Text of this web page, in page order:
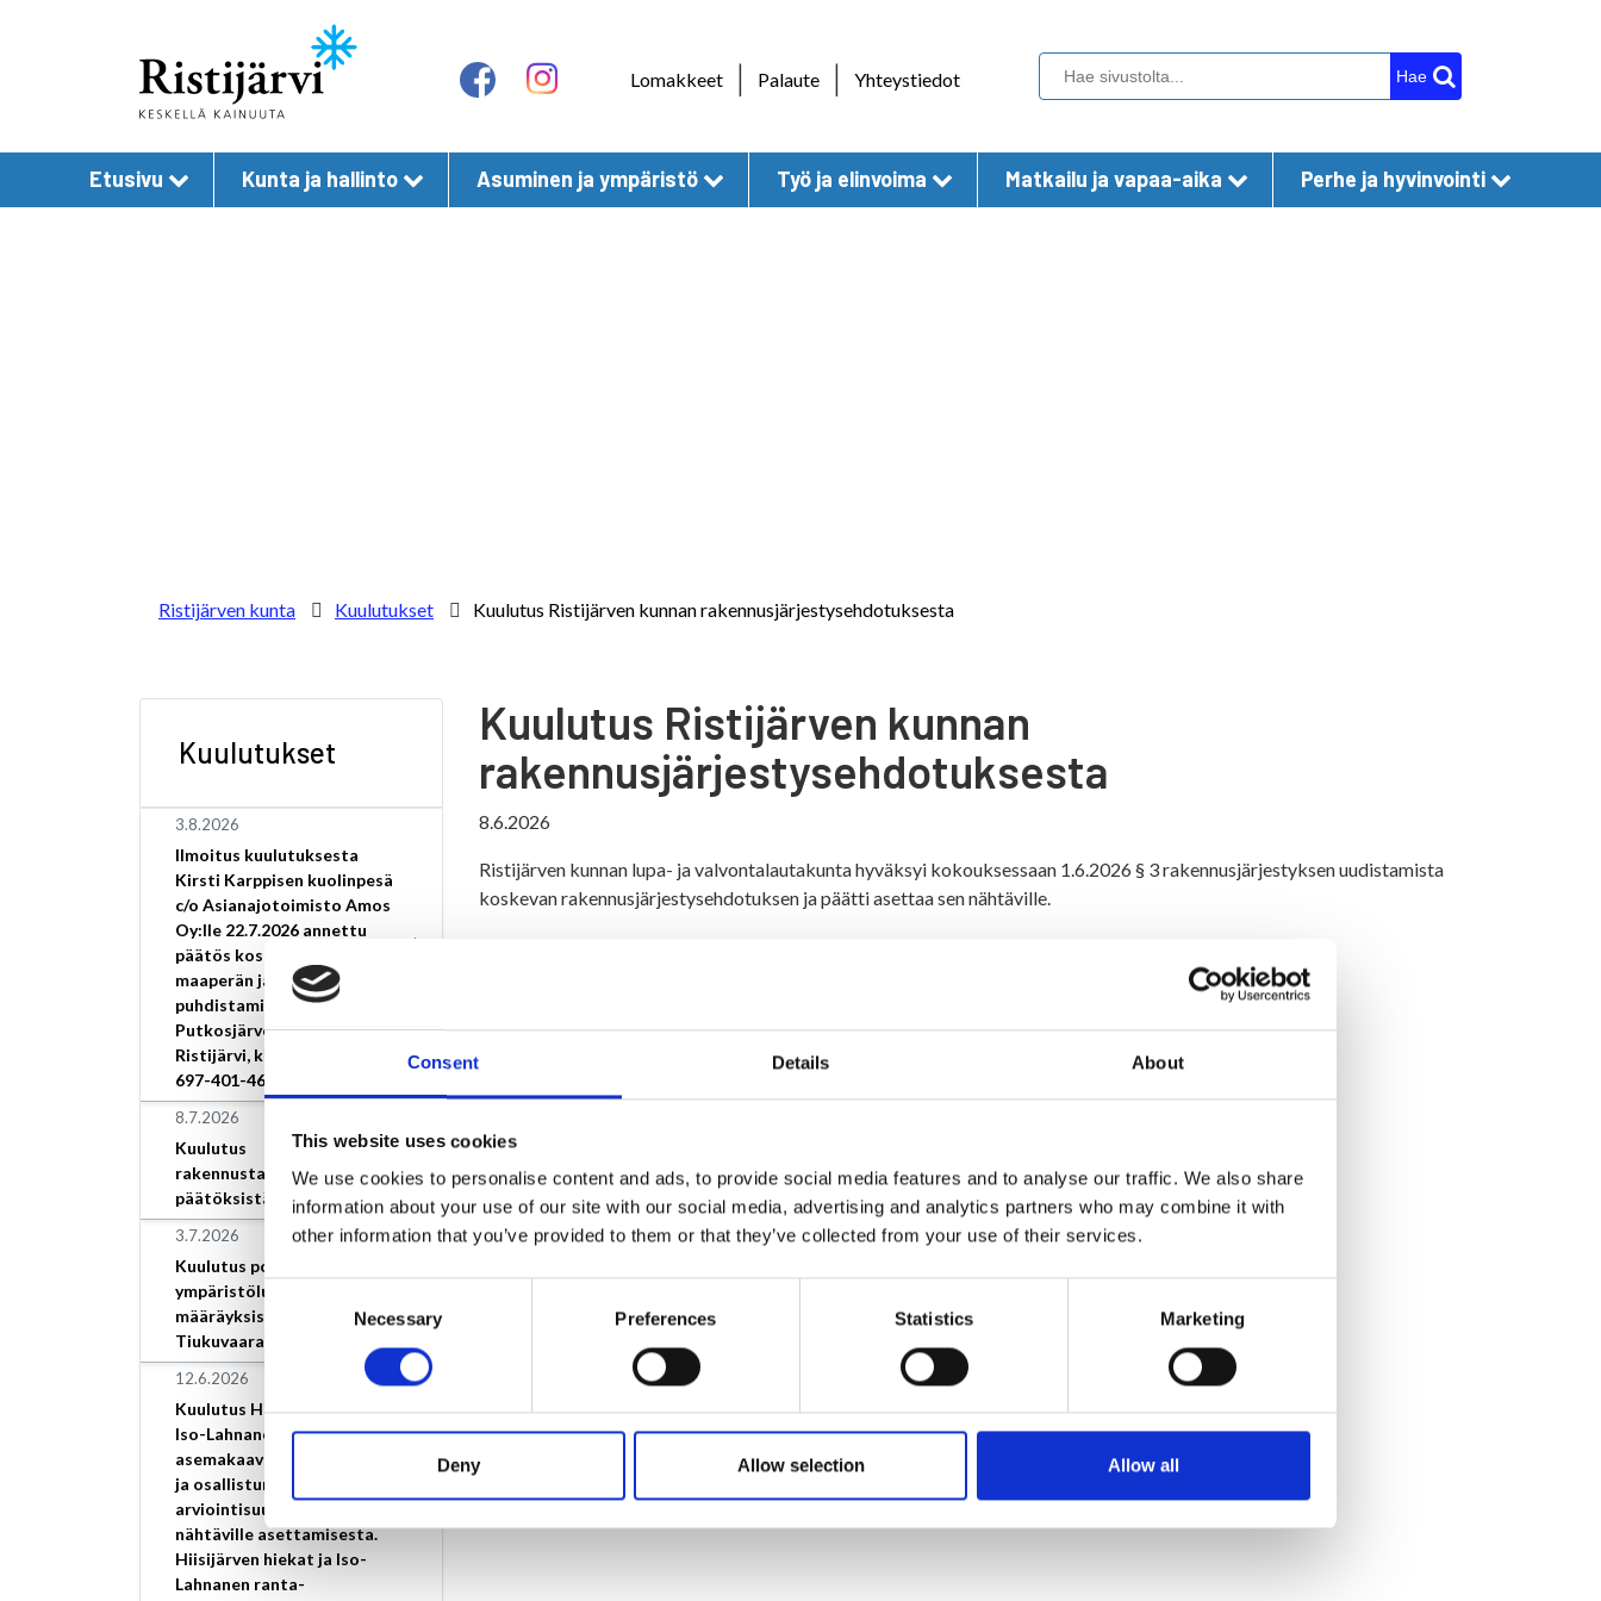
Consent Details About
This website uses cookies
We use cookies to personalise content and ads, to provide social media features and to analyse our traffic. We also share
information about your use of our site with our social media, advertising and analytics partners who may combine it with
other information that you’ve provided to them or that they’ve collected from your use of their services.
Consent
Necessary Preferences Statistics Marketing
Deny Allow selection Allow all
Lomakkeet | Palaute | Yhteystiedot Hae
Etusivu Kunta ja hallinto Asuminen ja ympäristö Työ ja elinvoima Matkailu ja vapaa-aika Perhe ja hyvinvointi
Ristijärven kunta Kuulutukset Kuulutus Ristijärven kunnan rakennusjärjestysehdotuksesta
Kuulutukset
3.8.2026
Ilmoitus kuulutuksesta
Kirsti Karppisen kuolinpesä
c/o Asianajotoimisto Amos
Oy:lle 22.7.2026 annettu
päätös koskee pilaantuneen
maaperän ja pohjaveden
puhdistamista osoitteessa
Putkosjärventie 28,
Ristijärvi, kiinteistötunnus
697-401-46-9.
8.7.2026
Kuulutus
rakennustarkastajan
päätöksistä
3.7.2026
Kuulutus poikkeamisesta
ympäristöluvan
määräyksistä, Loimaan Kivi
Tiukuvaara
12.6.2026
Kuulutus Hiisijärven hiekat ja
Iso-Lahnanen ranta-
asemakaavan vireilletulosta
ja osallistumis- ja
arviointisuunnitelman
nähtäville asettamisesta.
Hiisijärven hiekat ja Iso-
Lahnanen ranta-
Kuulutus Ristijärven kunnan
rakennusjärjestysehdotuksesta
8.6.2026
Ristijärven kunnan lupa- ja valvontalautakunta hyväksyi kokouksessaan 1.6.2026 § 3 rakennusjärjestyksen uudistamista
koskevan rakennusjärjestysehdotuksen ja päätti asettaa sen nähtäville.